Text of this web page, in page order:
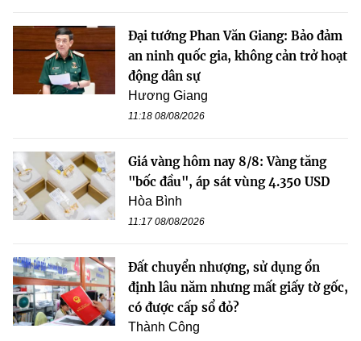
Đại tướng Phan Văn Giang: Bảo đảm
an ninh quốc gia, không cản trở hoạt
động dân sự
Hương Giang
11:18 08/08/2026
Giá vàng hôm nay 8/8: Vàng tăng
"bốc đầu", áp sát vùng 4.350 USD
Hòa Bình
11:17 08/08/2026
Đất chuyển nhượng, sử dụng ổn
định lâu năm nhưng mất giấy tờ gốc,
có được cấp sổ đỏ?
Thành Công